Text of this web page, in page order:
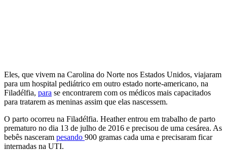
Eles, que vivem na Carolina do Norte nos Estados Unidos, viajaram
para um hospital pediátrico em outro estado norte-americano, na
Filadélfia, para se encontrarem com os médicos mais capacitados
para tratarem as meninas assim que elas nascessem.
O parto ocorreu na Filadélfia. Heather entrou em trabalho de parto
prematuro no dia 13 de julho de 2016 e precisou de uma cesárea. As
bebês nasceram pesando 900 gramas cada uma e precisaram ficar
internadas na UTI.